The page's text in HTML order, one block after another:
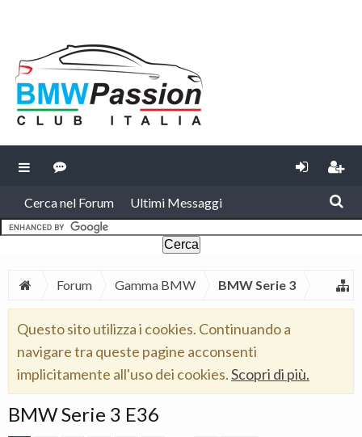
Cerca nel Forum Ultimi Messaggi
Forum Gamma BMW BMW Serie 3
Questo sito utilizza i cookies. Continuando a
navigare tra queste pagine acconsenti
implicitamente all'uso dei cookies.Scopri di più.
BMW Serie 3 E36